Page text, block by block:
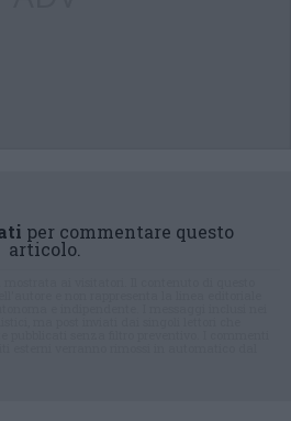
per commentare questo
articolo.